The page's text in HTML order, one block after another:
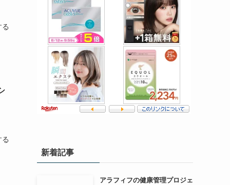
新着記事
アラフィフの健康管理プロジェ